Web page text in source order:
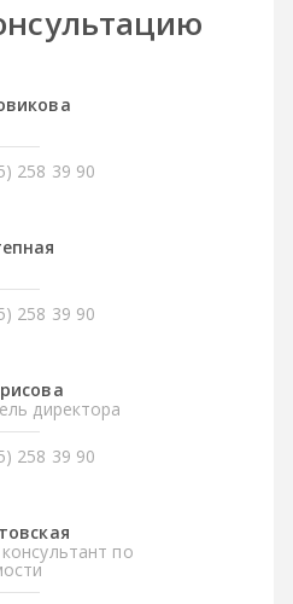
258 39 90
258 39 90
директора
258 39 90
по